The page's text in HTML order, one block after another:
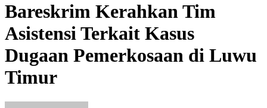
Bareskrim Kerahkan Tim
Asistensi Terkait Kasus
Dugaan Pemerkosaan di Luwu
Timur